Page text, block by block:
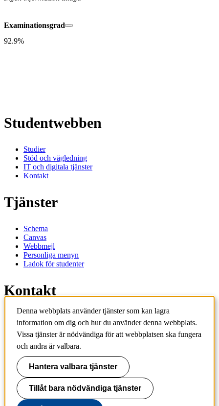
Examinationsgrad
92.9%
Studentwebben
Studier
Stöd och vägledning
IT och digitala tjänster
Kontakt
Tjänster
Schema
Canvas
Webbmejl
Personliga menyn
Ladok för studenter
Kontakt
Kontakta utbildningsprogram
Kontakta kurs
IT-support
KTH Entré
KTH
100 44 Stockholm
+46 8 790 60 00
info@kth.se
Denna webbplats använder tjänster som kan lagra
information om dig och hur du använder denna webbplats.
Vissa tjänster är nödvändiga för att webbplatsen ska fungera
och andra är valbara.
Hantera valbara tjänster
Tillåt bara nödvändiga tjänster